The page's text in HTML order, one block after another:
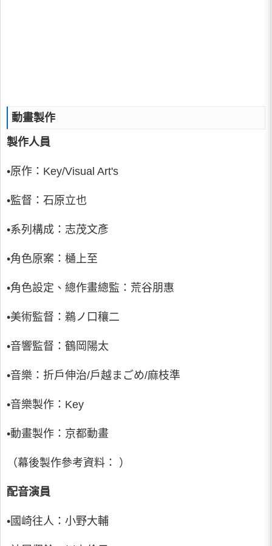
動畫製作
製作人員
•原作：Key/Visual Art's
•監督：石原立也
•系列構成：志茂文彥
•角色原案：樋上至
•角色設定、總作畫總監：荒谷朋惠
•美術監督：鵜ノ口穰二
•音響監督：鶴岡陽太
•音樂：折戶伸治/戶越まごめ/麻枝準
•音樂製作：Key
•動畫製作：京都動畫
（幕後製作參考資料： ）
配音演員
•國崎往人：小野大輔